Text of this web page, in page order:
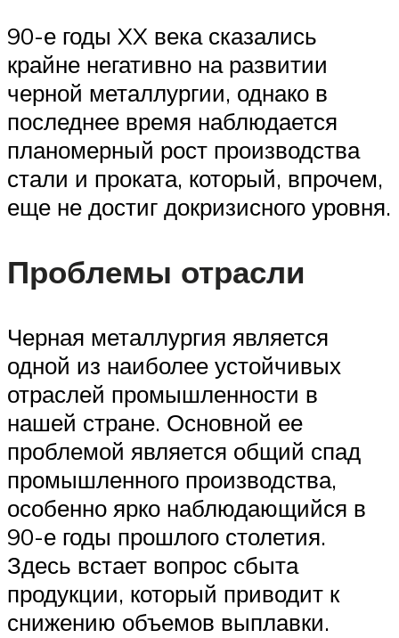
90-е годы XX века сказались
крайне негативно на развитии
черной металлургии, однако в
последнее время наблюдается
планомерный рост производства
стали и проката, который, впрочем,
еще не достиг докризисного уровня.
Проблемы отрасли
Черная металлургия является
одной из наиболее устойчивых
отраслей промышленности в
нашей стране. Основной ее
проблемой является общий спад
промышленного производства,
особенно ярко наблюдающийся в
90-е годы прошлого столетия.
Здесь встает вопрос сбыта
продукции, который приводит к
снижению объемов выплавки.